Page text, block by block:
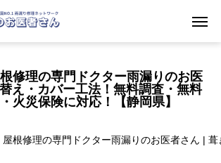
根修理の専門ドクター雨漏りのお医
え・カバー工法！無料調査・無料
火災保険に対応！【静岡県】
屋根修理の専門ドクター雨漏りのお医者さん |